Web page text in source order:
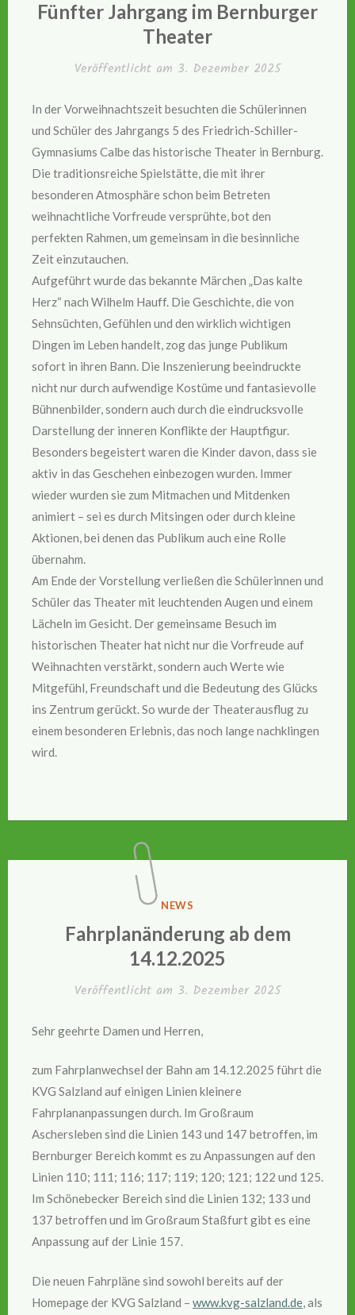
Fünfter Jahrgang im Bernburger
Theater
Veröffentlicht am 3. Dezember 2025
In der Vorweihnachtszeit besuchten die Schülerinnen
und Schüler des Jahrgangs 5 des Friedrich-Schiller-
Gymnasiums Calbe das historische Theater in Bernburg.
Die traditionsreiche Spielstätte, die mit ihrer
besonderen Atmosphäre schon beim Betreten
weihnachtliche Vorfreude versprühte, bot den
perfekten Rahmen, um gemeinsam in die besinnliche
Zeit einzutauchen.
Aufgeführt wurde das bekannte Märchen „Das kalte
Herz“ nach Wilhelm Hauff. Die Geschichte, die von
Sehnsüchten, Gefühlen und den wirklich wichtigen
Dingen im Leben handelt, zog das junge Publikum
sofort in ihren Bann. Die Inszenierung beeindruckte
nicht nur durch aufwendige Kostüme und fantasievolle
Bühnenbilder, sondern auch durch die eindrucksvolle
Darstellung der inneren Konflikte der Hauptfigur.
Besonders begeistert waren die Kinder davon, dass sie
aktiv in das Geschehen einbezogen wurden. Immer
wieder wurden sie zum Mitmachen und Mitdenken
animiert – sei es durch Mitsingen oder durch kleine
Aktionen, bei denen das Publikum auch eine Rolle
übernahm.
Am Ende der Vorstellung verließen die Schülerinnen und
Schüler das Theater mit leuchtenden Augen und einem
Lächeln im Gesicht. Der gemeinsame Besuch im
historischen Theater hat nicht nur die Vorfreude auf
Weihnachten verstärkt, sondern auch Werte wie
Mitgefühl, Freundschaft und die Bedeutung des Glücks
ins Zentrum gerückt. So wurde der Theaterausflug zu
einem besonderen Erlebnis, das noch lange nachklingen
wird.
VERÖFFENTLICHT
IN
NEWS
Fahrplanänderung ab dem
14.12.2025
Veröffentlicht am 3. Dezember 2025
Sehr geehrte Damen und Herren,
zum Fahrplanwechsel der Bahn am 14.12.2025 führt die
KVG Salzland auf einigen Linien kleinere
Fahrplananpassungen durch. Im Großraum
Aschersleben sind die Linien 143 und 147 betroffen, im
Bernburger Bereich kommt es zu Anpassungen auf den
Linien 110; 111; 116; 117; 119; 120; 121; 122 und 125.
Im Schönebecker Bereich sind die Linien 132; 133 und
137 betroffen und im Großraum Staßfurt gibt es eine
Anpassung auf der Linie 157.
Die neuen Fahrpläne sind sowohl bereits auf der
Homepage der KVG Salzland – www.kvg-salzland.de, als